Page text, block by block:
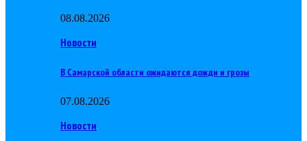
08.08.2026
Новости
В Самарской области ожидаются дожди и грозы
07.08.2026
Новости